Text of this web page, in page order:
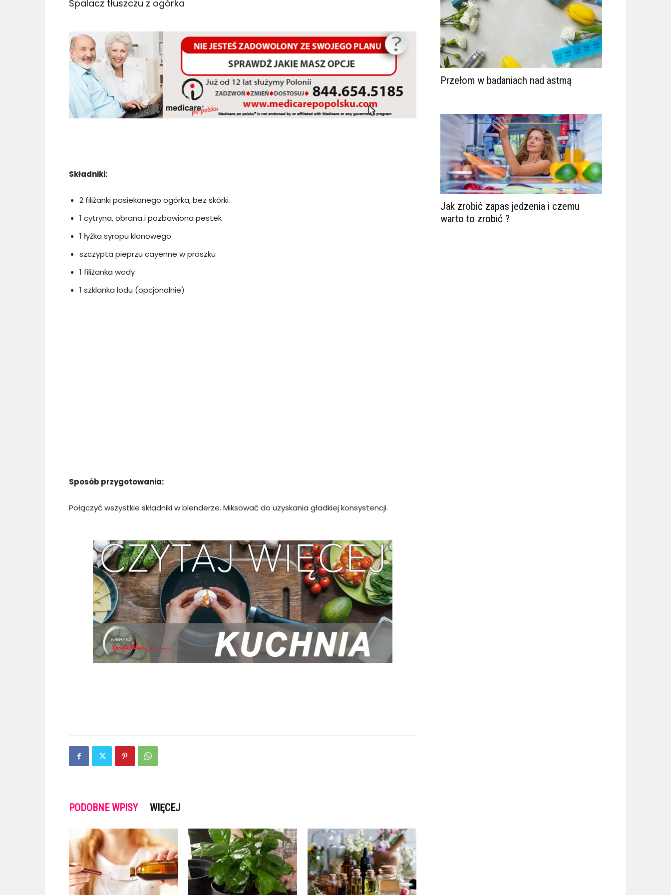
Spalacz tłuszczu z ogórka
Składniki:
2 filiżanki posiekanego ogórka, bez skórki
1 cytryna, obrana i pozbawiona pestek
1 łyżka syropu klonowego
szczypta pieprzu cayenne w proszku
1 filiżanka wody
1 szklanka lodu (opcjonalnie)
Sposób przygotowania:
Połączyć wszystkie składniki w blenderze. Miksować do uzyskania gładkiej konsystencji.
PODOBNE WPISY WIĘCEJ
Przełom w badaniach nad astmą
Jak zrobić zapas jedzenia i czemu
warto to zrobić ?